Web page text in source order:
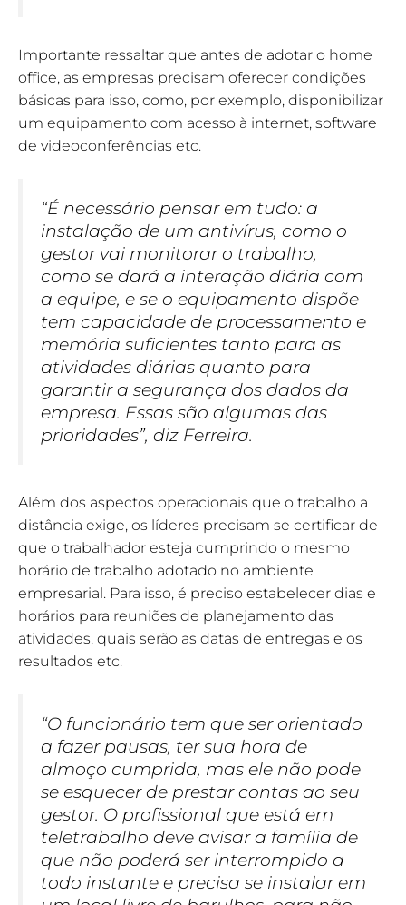
Importante ressaltar que antes de adotar o home
office, as empresas precisam oferecer condições
básicas para isso, como, por exemplo, disponibilizar
um equipamento com acesso à internet, software
de videoconferências etc.
“É necessário pensar em tudo: a
instalação de um antivírus, como o
gestor vai monitorar o trabalho,
como se dará a interação diária com
a equipe, e se o equipamento dispõe
tem capacidade de processamento e
memória suficientes tanto para as
atividades diárias quanto para
garantir a segurança dos dados da
empresa. Essas são algumas das
prioridades”, diz Ferreira.
Além dos aspectos operacionais que o trabalho a
distância exige, os líderes precisam se certificar de
que o trabalhador esteja cumprindo o mesmo
horário de trabalho adotado no ambiente
empresarial. Para isso, é preciso estabelecer dias e
horários para reuniões de planejamento das
atividades, quais serão as datas de entregas e os
resultados etc.
“O funcionário tem que ser orientado
a fazer pausas, ter sua hora de
almoço cumprida, mas ele não pode
se esquecer de prestar contas ao seu
gestor. O profissional que está em
teletrabalho deve avisar a família de
que não poderá ser interrompido a
todo instante e precisa se instalar em